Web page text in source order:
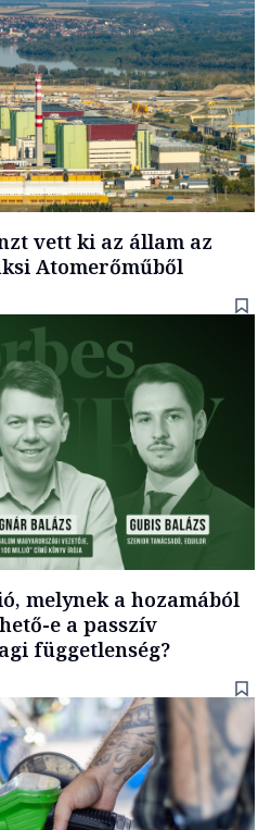
vett ki az állam az
Atomerőműből
melynek a hozamából
e a passzív
függetlenség?